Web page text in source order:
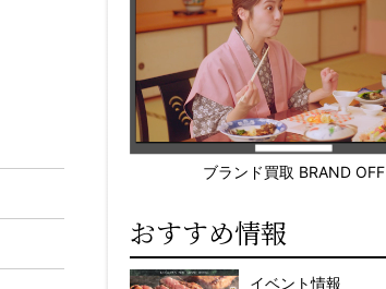
ブランド買取 BRAND OFF
おすすめ情報
イベント情報